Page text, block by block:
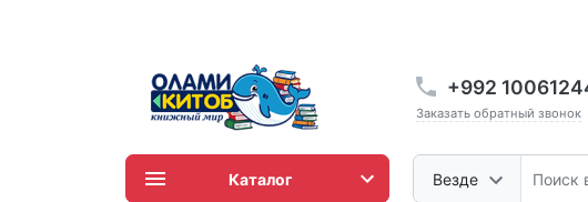
+992
Заказать обратный звонок
Везде
Каталог